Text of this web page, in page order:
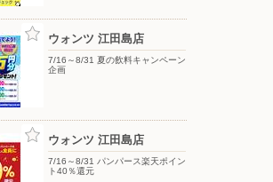
ゆめタウン廿日市
〒738-0023 廿日市市下平良２丁目２－１
ウォンツ 江田島店
7/16～8/31 夏の飲料キャンペーン
企画
ウォンツ 江田島店
7/16～8/31 パンパース楽天ポイン
ト40％還元